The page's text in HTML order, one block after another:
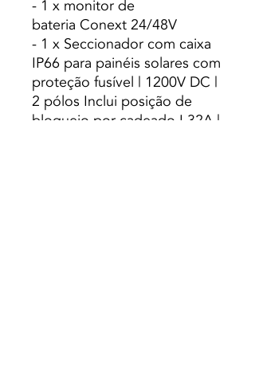
- 1 x monitor de
bateria Conext 24/48V
- 1 x Seccionador com caixa
IP66 para painéis solares com
proteção fusível | 1200V DC |
2 pólos Inclui posição de
bloqueio por cadeado I 32A |